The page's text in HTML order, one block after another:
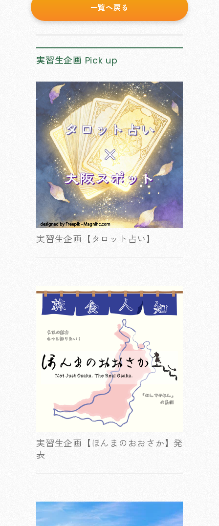
一覧へ戻る
実習生企画 Pick up
実習生企画【タロット占い】
実習生企画【ほんまのおおさか】発
表